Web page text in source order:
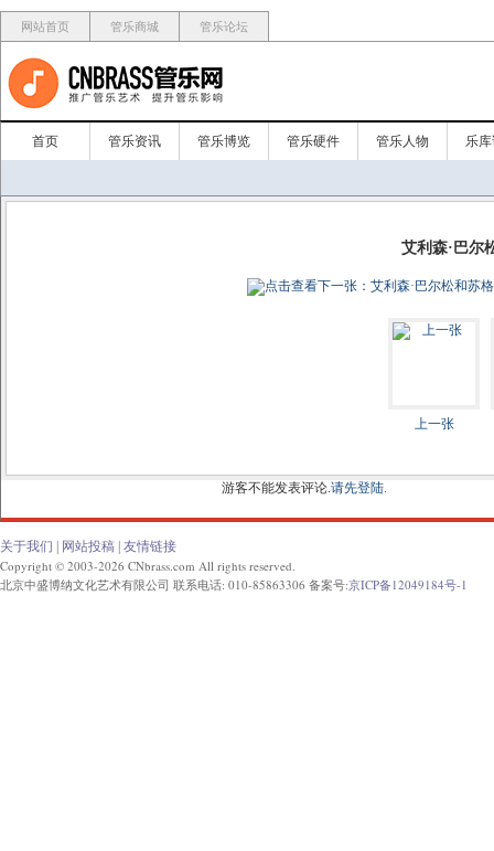
网站首页 管乐商城 管乐论坛
首页 管乐资讯 管乐博览 管乐硬件 管乐人物 乐
艾利森·巴尔
上一张
游客不能发表评论.请先登陆.
关于我们 网站投稿 友情链接
Copyright © 2003-2026 CNbrass.com All rights reserved.
北京中盛博纳文化艺术有限公司 联系电话: 010-85863306 备案号:京ICP备12049184号-1